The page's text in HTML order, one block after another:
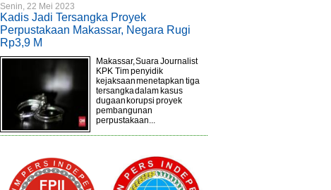
Senin, 22 Mei 2023
Kadis Jadi Tersangka Proyek
Perpustakaan Makassar, Negara Rugi
Rp3,9 M
Makassar, Suara Journalist
KPK Tim penyidik
kejaksaan menetapkan tiga
tersangka dalam kasus
dugaan korupsi proyek
pembangunan
perpustakaan...